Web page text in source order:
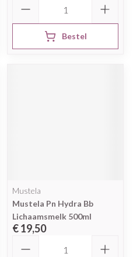
Bestel
Mustela
Mustela Pn Hydra Bb
Lichaamsmelk 500ml
€ 19,50